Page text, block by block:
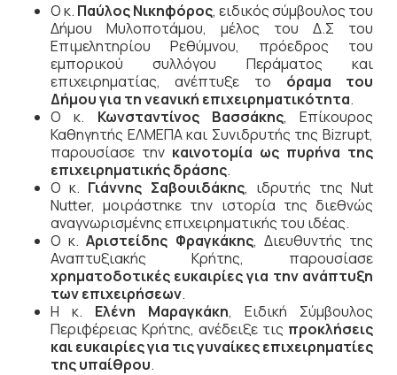
Ο κ. Παύλος Νικηφόρος, ειδικός σύμβουλος του
Δήμου Μυλοποτάμου, μέλος του Δ.Σ του
Επιμελητηρίου Ρεθύμνου, πρόεδρος του
εμπορικού συλλόγου Περάματος και
επιχειρηματίας, ανέπτυξε το όραμα του
Δήμου για τη νεανική επιχειρηματικότητα.
Ο κ. Κωνσταντίνος Βασσάκης, Επίκουρος
Καθηγητής ΕΛΜΕΠΑ και Συνιδρυτής της Bizrupt,
παρουσίασε την καινοτομία ως πυρήνα της
επιχειρηματικής δράσης.
Ο κ. Γιάννης Σαβουιδάκης, ιδρυτής της Nut
Nutter, μοιράστηκε την ιστορία της διεθνώς
αναγνωρισμένης επιχειρηματικής του ιδέας.
Ο κ.Αριστείδης Φραγκάκης, Διευθυντής της
Αναπτυξιακής Κρήτης, παρουσίασε
χρηματοδοτικές ευκαιρίες για την ανάπτυξη
των επιχειρήσεων.
Η κ. Ελένη Μαραγκάκη, Ειδική Σύμβουλος
Περιφέρειας Κρήτης, ανέδειξε τις προκλήσεις
και ευκαιρίες για τις γυναίκες επιχειρηματίες
της υπαίθρου.